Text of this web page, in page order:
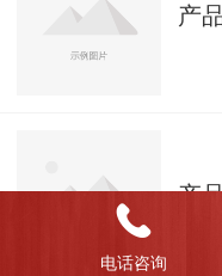
产
产
电话咨询